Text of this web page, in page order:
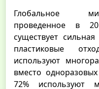
Глобальное
проведенное в
существует
пластиковые
используют
вместо
72% используют